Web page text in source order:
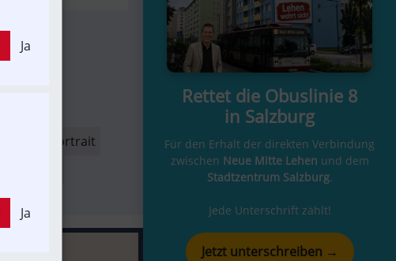
Strecken-Portrait
Rettet die Obuslinie 8
in Salzburg
Für den Erhalt der direkten Verbindung
zwischen Neue Mitte Lehen und dem
Stadtzentrum Salzburg.
Jede Unterschrift zählt!
Jetzt unterschreiben →
Ja
Ja